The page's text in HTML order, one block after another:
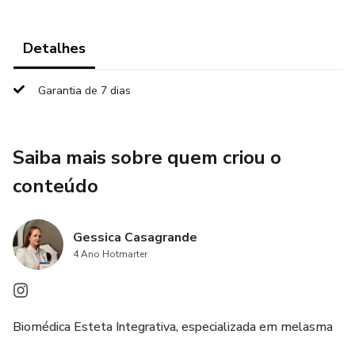
Detalhes
Garantia de 7 dias
Saiba mais sobre quem criou o
conteúdo
Gessica Casagrande
4 Ano Hotmarter
Biomédica Esteta Integrativa, especializada em melasma